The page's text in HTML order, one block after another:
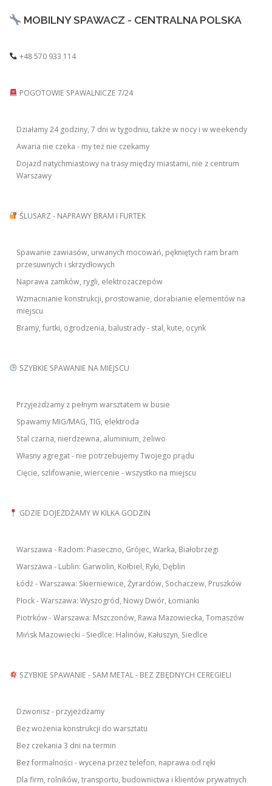
MOBILNY SPAWACZ - CENTRALNA POLSKA
+48 570 933 114
POGOTOWIE SPAWALNICZE 7/24
Działamy 24 godziny, 7 dni w tygodniu, także w nocy i w weekendy
Awaria nie czeka - my też nie czekamy
Dojazd natychmiastowy na trasy między miastami, nie z centrum
Warszawy
ŚLUSARZ - NAPRAWY BRAM I FURTEK
Spawanie zawiasów, urwanych mocowań, pękniętych ram bram
przesuwnych i skrzydłowych
Naprawa zamków, rygli, elektrozaczepów
Wzmacnianie konstrukcji, prostowanie, dorabianie elementów na
miejscu
Bramy, furtki, ogrodzenia, balustrady - stal, kute, ocynk
SZYBKIE SPAWANIE NA MIEJSCU
Przyjeżdżamy z pełnym warsztatem w busie
Spawamy MIG/MAG, TIG, elektroda
Stal czarna, nierdzewna, aluminium, żeliwo
Własny agregat - nie potrzebujemy Twojego prądu
Cięcie, szlifowanie, wiercenie - wszystko na miejscu
GDZIE DOJEŻDŻAMY W KILKA GODZIN
Warszawa - Radom: Piaseczno, Grójec, Warka, Białobrzegi
Warszawa - Lublin: Garwolin, Kołbiel, Ryki, Dęblin
Łódź - Warszawa: Skierniewice, Żyrardów, Sochaczew, Pruszków
Płock - Warszawa: Wyszogród, Nowy Dwór, Łomianki
Piotrków - Warszawa: Mszczonów, Rawa Mazowiecka, Tomaszów
Mińsk Mazowiecki - Siedlce: Halinów, Kałuszyn, Siedlce
SZYBKIE SPAWANIE - SAM METAL - BEZ ZBĘDNYCH CEREGIELI
Dzwonisz - przyjeżdżamy
Bez wożenia konstrukcji do warsztatu
Bez czekania 3 dni na termin
Bez formalności - wycena przez telefon, naprawa od ręki
Dla firm, rolników, transportu, budownictwa i klientów prywatnych